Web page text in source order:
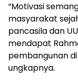
“Motivasi
masyarakat
pancasila dan
mendapat
pembangunan di
ungkapnya.